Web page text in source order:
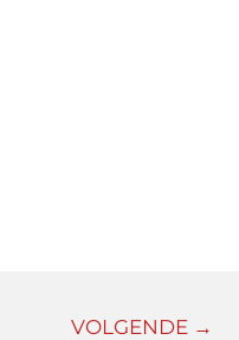
VOLGENDE →